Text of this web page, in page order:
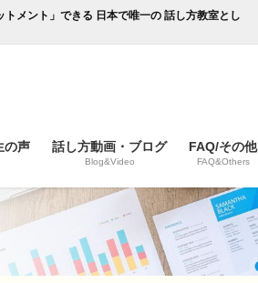
メント」できる 日本で唯一の 話し方教室とし
の声 話し方動画・ブログ
Blog&Video
FAQ/その他
FAQ&Others